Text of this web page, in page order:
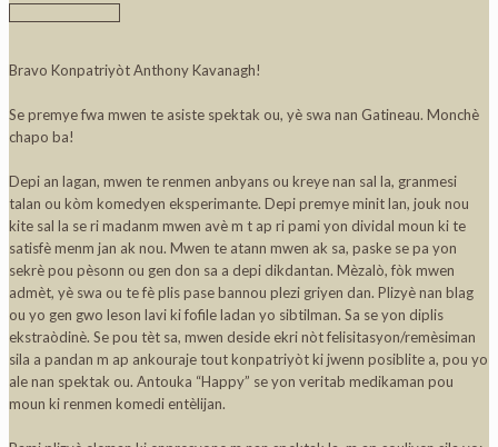
Bravo Konpatriyòt Anthony Kavanagh!
Se premye fwa mwen te asiste spektak ou, yè swa nan Gatineau. Monchè
chapo ba!
Depi an lagan, mwen te renmen anbyans ou kreye nan sal la, granmesi
talan ou kòm komedyen eksperimante. Depi premye minit lan, jouk nou
kite sal la se ri madanm mwen avè m t ap ri pami yon dividal moun ki te
satisfè menm jan ak nou. Mwen te atann mwen ak sa, paske se pa yon
sekrè pou pèsonn ou gen don sa a depi dikdantan. Mèzalò, fòk mwen
admèt, yè swa ou te fè plis pase bannou plezi griyen dan. Plizyè nan blag
ou yo gen gwo leson lavi ki fofile ladan yo sibtilman. Sa se yon diplis
ekstraòdinè. Se pou tèt sa, mwen deside ekri nòt felisitasyon/remèsiman
sila a pandan m ap ankouraje tout konpatriyòt ki jwenn posiblite a, pou yo
ale nan spektak ou. Antouka “Happy” se yon veritab medikaman pou
moun ki renmen komedi entèlijan.